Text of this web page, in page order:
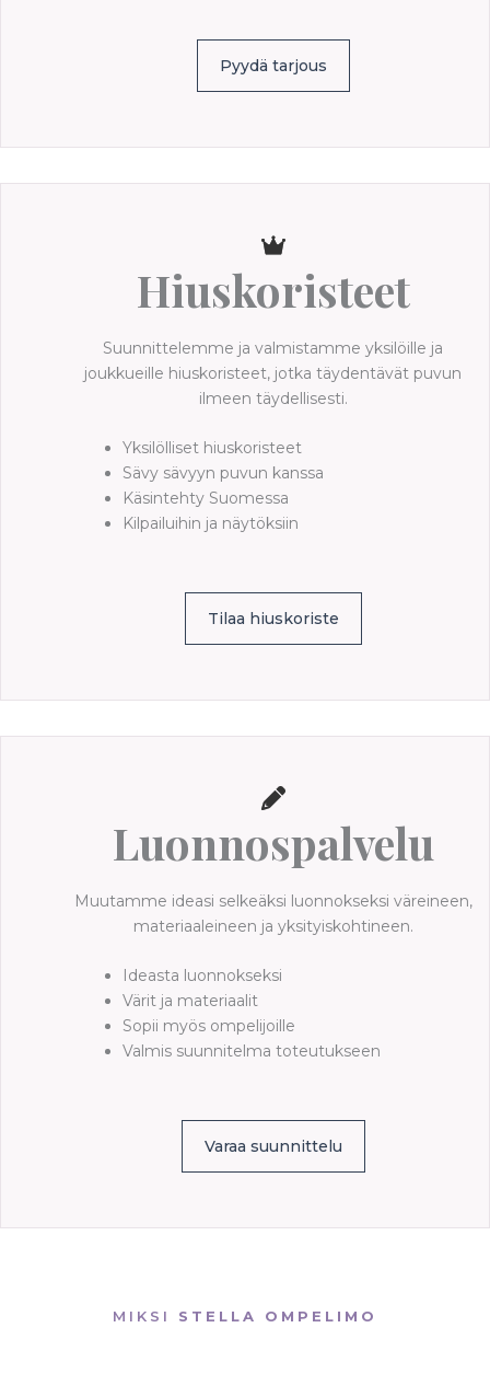
Pyydä tarjous
Hiuskoristeet
Suunnittelemme ja valmistamme yksilöille ja
joukkueille hiuskoristeet, jotka täydentävät puvun
ilmeen täydellisesti.
Yksilölliset hiuskoristeet
Sävy sävyyn puvun kanssa
Käsintehty Suomessa
Kilpailuihin ja näytöksiin
Tilaa hiuskoriste
Luonnospalvelu
Muutamme ideasi selkeäksi luonnokseksi väreineen,
materiaaleineen ja yksityiskohtineen.
Ideasta luonnokseksi
Värit ja materiaalit
Sopii myös ompelijoille
Valmis suunnitelma toteutukseen
Varaa suunnittelu
MIKSI STELLA OMPELIMO